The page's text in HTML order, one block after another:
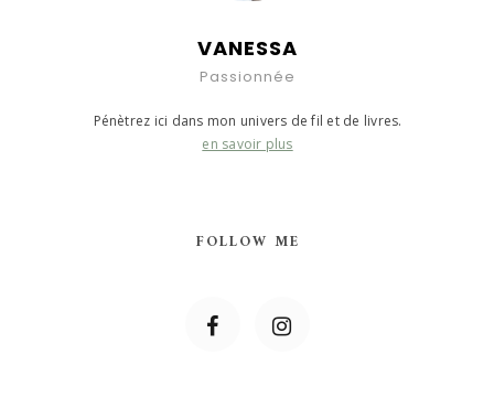
VANESSA
Passionnée
Pénètrez ici dans mon univers de fil et de livres.
en savoir plus
FOLLOW ME